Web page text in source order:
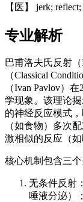
【医】 jerk;
专业解析
巴甫洛夫氏反射
（Classical
（Ivan Pavlov）
学现象。该理论
的神经反应模式
（如食物）多次
激相似的反应（如
核心机制包含三个
无条件反射
唾液分泌）；